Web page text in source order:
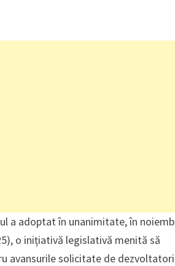
a adoptat în unanimitate, în
o inițiativă legislativă menită să
avansurile solicitate de